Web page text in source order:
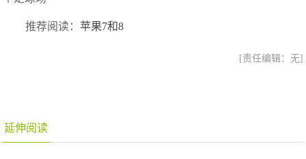
推荐阅读：苹果7和8
[责任编辑：无]
延伸阅读